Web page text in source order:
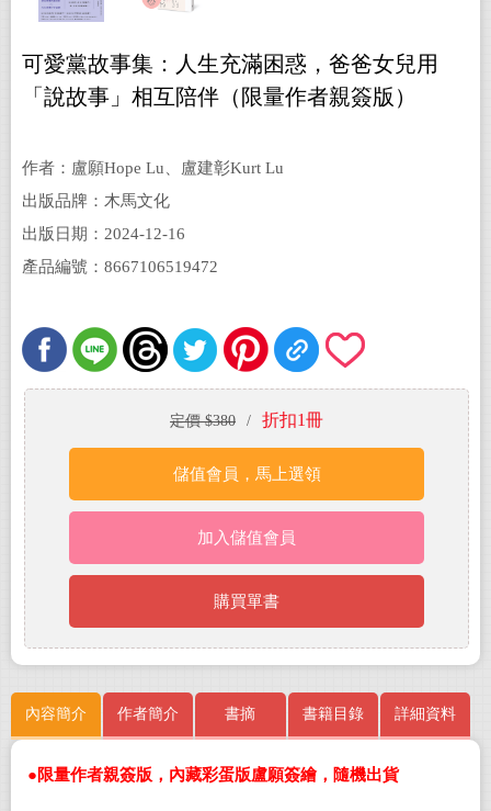
可愛黨故事集：人生充滿困惑，爸爸女兒用
「說故事」相互陪伴（限量作者親簽版）
作者：盧願Hope Lu、盧建彰Kurt Lu
出版品牌：木馬文化
出版日期：2024-12-16
產品編號：8667106519472
定價 $380 / 折扣1冊
儲值會員，馬上選領
加入儲值會員
購買單書
內容簡介 作者簡介 書摘 書籍目錄 詳細資料
●限量作者親簽版，內藏彩蛋版盧願簽繪，隨機出貨